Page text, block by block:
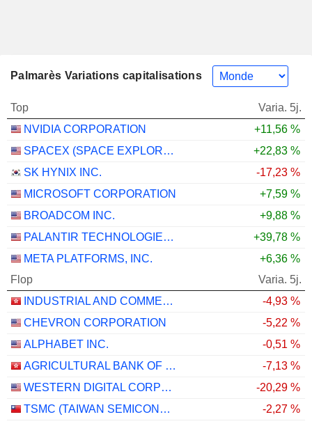
Palmarès Variations capitalisations
Top
Varia. 5j.
NVIDIA CORPORATION
+11,56 %
SPACEX (SPACE EXPLORATION TECHNOLOGIES)
+22,83 %
SK HYNIX INC.
-17,23 %
MICROSOFT CORPORATION
+7,59 %
BROADCOM INC.
+9,88 %
PALANTIR TECHNOLOGIES INC.
+39,78 %
META PLATFORMS, INC.
+6,36 %
Flop
Varia. 5j.
INDUSTRIAL AND COMMERCIAL BANK OF CHINA LIMITED
-4,93 %
CHEVRON CORPORATION
-5,22 %
ALPHABET INC.
-0,51 %
AGRICULTURAL BANK OF CHINA LIMITED
-7,13 %
WESTERN DIGITAL CORPORATION
-20,29 %
TSMC (TAIWAN SEMICONDUCTOR MANUFACTURING COMPANY)
-2,27 %